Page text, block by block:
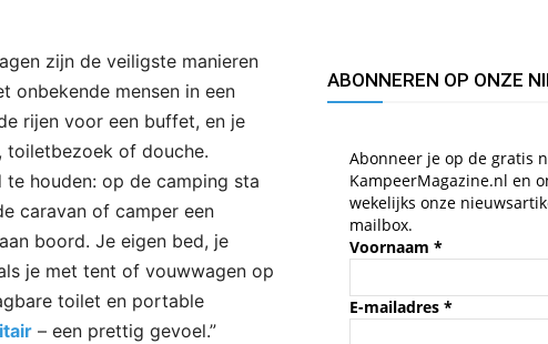
zijn de veiligste manieren
onbekende mensen in een
rijen voor een buffet, en je
toiletbezoek of douche.
houden: op de camping sta
caravan of camper een
boord. Je eigen bed, je
je met tent of vouwwagen op
toilet en portable
– een prettig gevoel.”
ABONNEREN OP ONZE
Abonneer je op de gratis
KampeerMagazine.nl en
wekelijks onze
mailbox.
Voornaam *
E-mailadres *